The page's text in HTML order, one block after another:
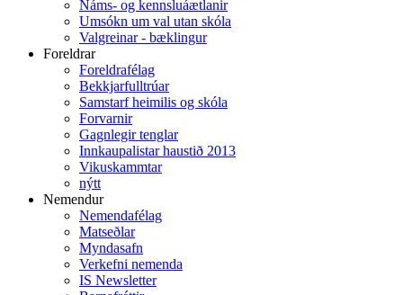
Náms- og kennsluáætlanir
Umsókn um val utan skóla
Valgreinar - bæklingur
Foreldrar
Foreldrafélag
Bekkjarfulltrúar
Samstarf heimilis og skóla
Forvarnir
Gagnlegir tenglar
Innkaupalistar haustið 2013
Vikuskammtar
nýtt
Nemendur
Nemendafélag
Matseðlar
Myndasafn
Verkefni nemenda
IS Newsletter